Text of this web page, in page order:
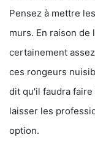
Pensez à mettre
murs. En raison
certainement
ces rongeurs
dit qu'il faudra
laisser les
option.